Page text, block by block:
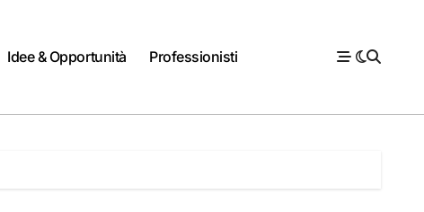
Idee & Opportunità Professionisti